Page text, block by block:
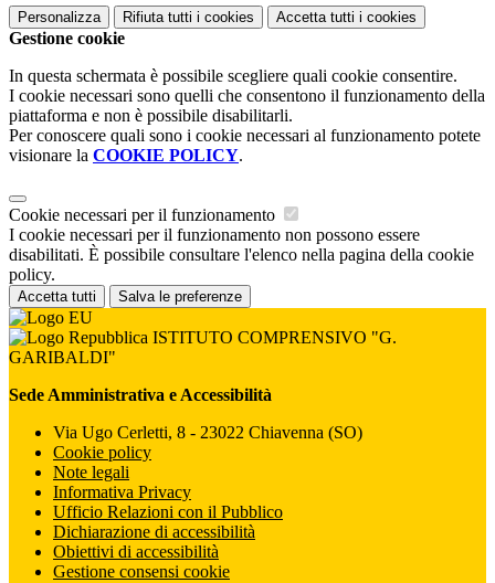
Personalizza Rifiuta tutti i cookies Accetta tutti i cookies
Gestione cookie
In questa schermata è possibile scegliere quali cookie consentire.
I cookie necessari sono quelli che consentono il funzionamento della
piattaforma e non è possibile disabilitarli.
Per conoscere quali sono i cookie necessari al funzionamento potete
visionare la COOKIE POLICY.
Cookie necessari per il funzionamento
I cookie necessari per il funzionamento non possono essere
disabilitati. È possibile consultare l'elenco nella pagina della cookie
policy.
Accetta tutti Salva le preferenze
ISTITUTO COMPRENSIVO "G.
GARIBALDI"
Sede Amministrativa e Accessibilità
Via Ugo Cerletti, 8 - 23022 Chiavenna (SO)
Cookie policy
Note legali
Informativa Privacy
Ufficio Relazioni con il Pubblico
Dichiarazione di accessibilità
Obiettivi di accessibilità
Gestione consensi cookie